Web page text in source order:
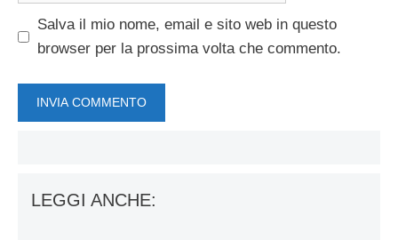
Salva il mio nome, email e sito web in questo
browser per la prossima volta che commento.
LEGGI ANCHE: